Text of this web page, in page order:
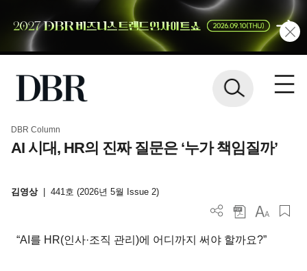
DBR Column
AI 시대, HR의 진짜 질문은 ‘누가 책임질까’
김영상 441호 (2026년 5월 Issue 2)
“AI를 HR(인사·조직 관리)에 어디까지 써야 할까요?”